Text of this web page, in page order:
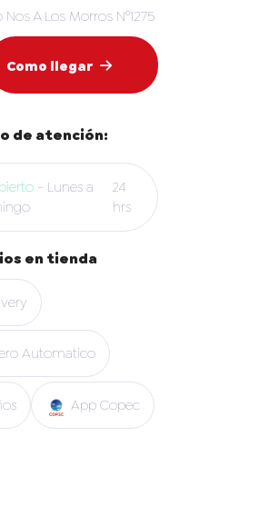
A Los Morros N°1275
Como llegar
de atención:
- Lunes a
24
hrs
en tienda
Automatico
App Copec